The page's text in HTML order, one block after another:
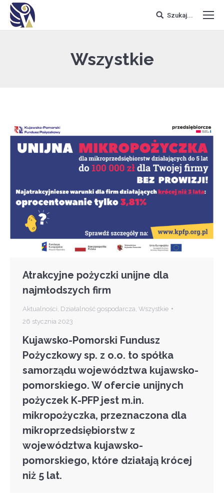
Szukaj...
Wszystkie
Atrakcyjne pożyczki unijne dla
najmłodszych firm
Aktualności Działalność gospodarcza Wszystkie
26 stycznia 2023
Kujawsko-Pomorski Fundusz
Pożyczkowy sp. z o.o. to spółka
samorządu województwa kujawsko-
pomorskiego. W ofercie unijnych
pożyczek K-PFP jest m.in.
mikropożyczka, przeznaczona dla
mikroprzedsiębiorstw z
województwa kujawsko-
pomorskiego, które działają krócej
niż 5 lat.